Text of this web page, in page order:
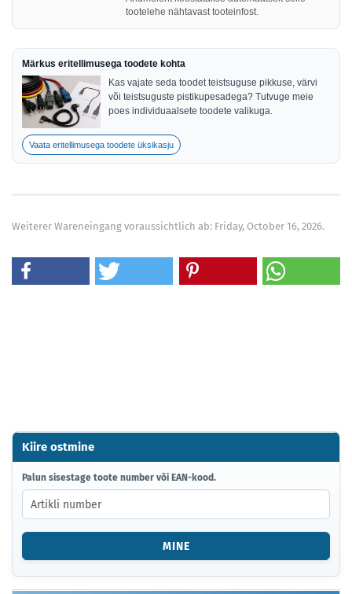
tootelehe nähtavast tooteinfost.
Märkus eritellimusega toodete kohta
Kas vajate seda toodet teistsuguse pikkuse, värvi
või teistsuguste pistikupesadega? Tutvuge meie
poes individuaalsete toodete valikuga.
Vaata eritellimusega toodete üksikasju
Weiterer Wareneingang voraussichtlich ab: Friday, October 16, 2026.
Kiire ostmine
PALUN
SISESTAGE
TOOTE
NUMBER
VÕI
KOOD.
Palun sisestage toote number või EAN-kood.
MINE